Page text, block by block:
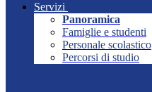
Servizi
Panoramica
Famiglie e studenti
Personale scolastico
Percorsi di studio